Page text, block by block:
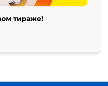
тираже!